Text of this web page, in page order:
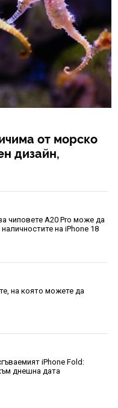
от морско
дизайн,
чиповете A20 Pro може да
на iPhone 18
на която можете да
iPhone Fold:
днешна дата